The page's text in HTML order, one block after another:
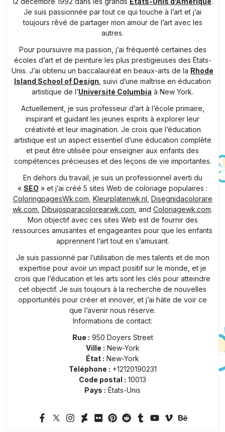
Je suis passionnée par tout ce qui touche à l’art et j’ai
toujours rêvé de partager mon amour de l’art avec les
autres.
Pour poursuivre ma passion, j’ai fréquenté certaines des
écoles d’art et de peinture les plus prestigieuses des États-
Unis. J’ai obtenu un baccalauréat en beaux-arts de la Rhode
Island School of Design , suivi d’une maîtrise en éducation
artistique de l’Université Columbia à New York.
Actuellement, je suis professeur d’art à l’école primaire,
inspirant et guidant les jeunes esprits à explorer leur
créativité et leur imagination. Je crois que l’éducation
artistique est un aspect essentiel d’une éducation complète
et peut être utilisée pour enseigner aux enfants des
compétences précieuses et des leçons de vie importantes.
En dehors du travail, je suis un professionnel averti du
« SEO » et j’ai créé 5 sites Web de coloriage populaires :
ColoringpagesWk.com Kleurplatenwk.nl Disegnidacolorare
wk.com Dibujosparacolorearwk.com , and Coloriagewk.com.
Mon objectif avec ces sites Web est de fournir des
ressources amusantes et engageantes pour que les enfants
apprennent l’art tout en s’amusant.
Je suis passionné par l’utilisation de mes talents et de mon
expertise pour avoir un impact positif sur le monde, et je
crois que l’éducation et les arts sont les clés pour atteindre
cet objectif. Je suis toujours à la recherche de nouvelles
opportunités pour créer et innover, et j’ai hâte de voir ce
que l’avenir nous réserve.
Informations de contact:
Rue : 950 Doyers Street
Ville : New-York
État : New-York
Téléphone : +12120190231
Code postal : 10013
Pays : États-Unis